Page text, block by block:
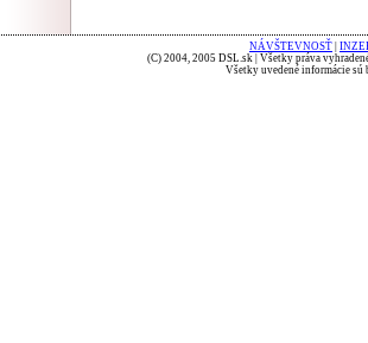
NÁVŠTEVNOSŤ
(C) 2004, 2005 DSL.sk | Všetky práva
Všetky uvedené informácie sú